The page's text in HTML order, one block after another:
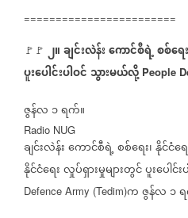
========================
🚩🚩 ၂။ချင်းလဲန်းကောင်စီရဲ့စစ်ရေ
ပူးပေါင်းပါဝင်သွားမယ်လို့ People
ဇွန်လ ၁ရက်။
Radio NUG
ချင်းလဲန်းကောင်စီရဲ့စစ်ရေး၊နိုင်ငံရ
နိုင်ငံရေးလှုပ်ရှားမှုများတွင်ပူးပေါ
Defence Army (Tedim)ကဇွန်လ ၁